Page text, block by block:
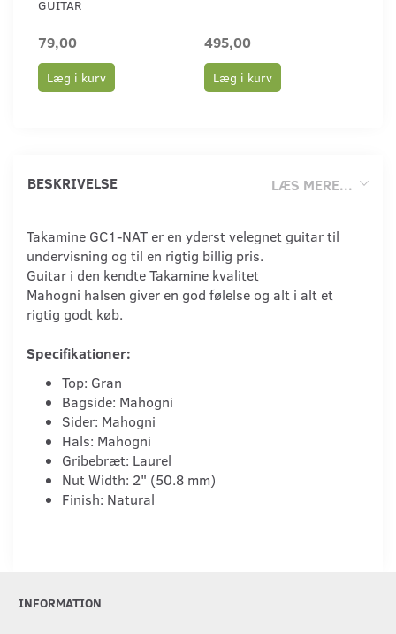
GUITAR
79,00
Læg i kurv
495,00
Læg i kurv
LÆS MERE...
BESKRIVELSE
Takamine GC1-NAT er en yderst velegnet guitar til
undervisning og til en rigtig billig pris.
Guitar i den kendte Takamine kvalitet
Mahogni halsen giver en god følelse og alt i alt et
rigtig godt køb.
Specifikationer:
Top: Gran
Bagside: Mahogni
Sider: Mahogni
Hals: Mahogni
Gribebræt: Laurel
Nut Width: 2" (50.8 mm)
Finish: Natural
INFORMATION